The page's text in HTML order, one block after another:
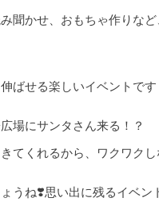
聞かせ、おもちゃ作りな
ばせる楽しいイベントです
場にサンタさん来る！？
てくれるから、ワクワク
うね❣️思い出に残るイベン